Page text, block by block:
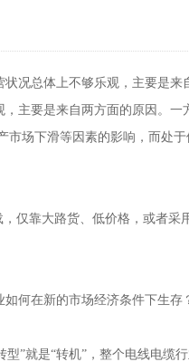
总体上不够乐观，主要是来自
主要是来自两方面的原因。一
下滑等因素的影响，而处于
靠大路货、低价格，或者
如何在新的市场经济条件下生存
”就是“转机”，整个电线电